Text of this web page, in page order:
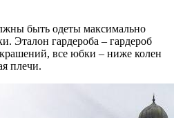
быть одеты максимально
Эталон гардероба – гардероб
все юбки – ниже колен
плечи.